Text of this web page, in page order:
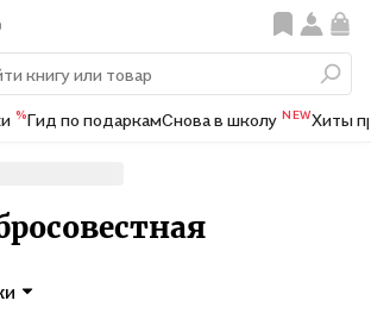
%Гид по подаркамСнова в школу NEWХиты